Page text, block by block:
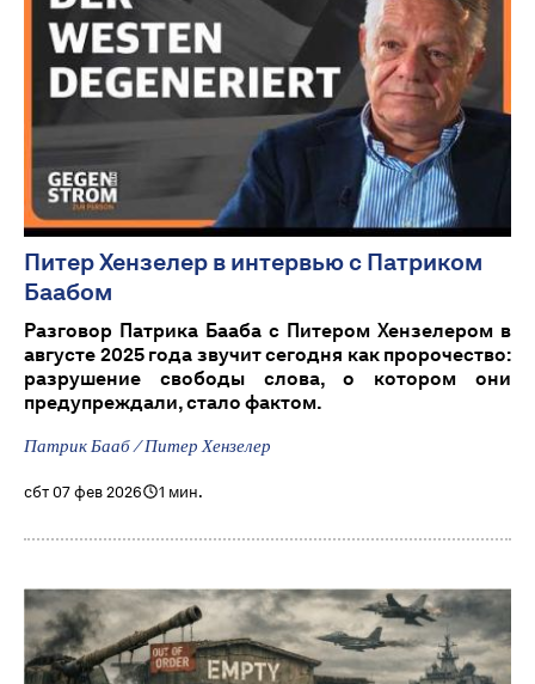
Питер Хензелер в интервью с Патриком
Баабом
Разговор Патрика Бааба с Питером Хензелером в
августе 2025 года звучит сегодня как пророчество:
разрушение свободы слова, о котором они
предупреждали, стало фактом.
Патрик Бааб / Питер Хензелер
сбт 07 фев 2026 1 мин.